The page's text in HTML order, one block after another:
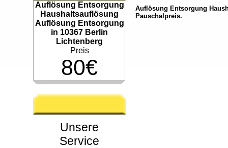
Auflösung Entsorgung
Haushaltsauflösung
Auflösung Entsorgung
in 10367 Berlin
Lichtenberg
Preis
80€
Unsere
Service
Auflösung Entsorgung
Pauschalpreis.